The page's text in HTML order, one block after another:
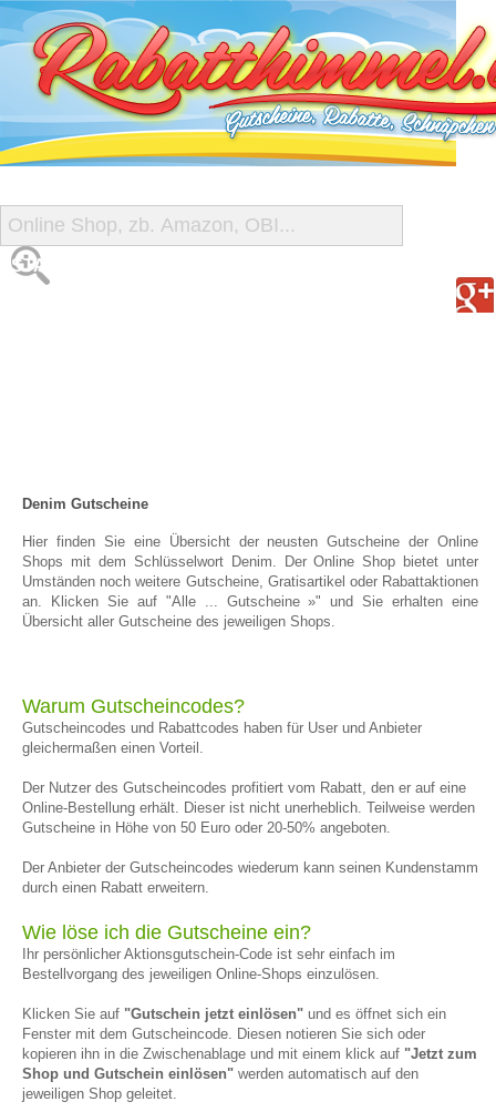
START
Denim Gutscheine
Hier finden Sie eine Übersicht der neusten Gutscheine der Online
Shops mit dem Schlüsselwort Denim. Der Online Shop bietet unter
Umständen noch weitere Gutscheine, Gratisartikel oder Rabattaktionen
an. Klicken Sie auf "Alle ... Gutscheine »" und Sie erhalten eine
Übersicht aller Gutscheine des jeweiligen Shops.
Warum Gutscheincodes?
Gutscheincodes und Rabattcodes haben für User und Anbieter
gleichermaßen einen Vorteil.
Der Nutzer des Gutscheincodes profitiert vom Rabatt, den er auf eine
Online-Bestellung erhält. Dieser ist nicht unerheblich. Teilweise werden
Gutscheine in Höhe von 50 Euro oder 20-50% angeboten.
Der Anbieter der Gutscheincodes wiederum kann seinen Kundenstamm
durch einen Rabatt erweitern.
Wie löse ich die Gutscheine ein?
Ihr persönlicher Aktionsgutschein-Code ist sehr einfach im
Bestellvorgang des jeweiligen Online-Shops einzulösen.
Klicken Sie auf "Gutschein jetzt einlösen" und es öffnet sich ein
Fenster mit dem Gutscheincode. Diesen notieren Sie sich oder
kopieren ihn in die Zwischenablage und mit einem klick auf "Jetzt zum
Shop und Gutschein einlösen" werden automatisch auf den
jeweiligen Shop geleitet.